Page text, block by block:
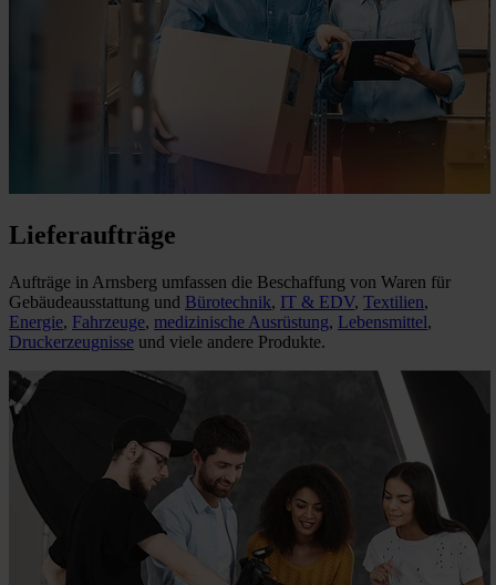
Lieferaufträge
Aufträge in Arnsberg umfassen die Beschaffung von Waren für
Gebäudeausstattung und Bürotechnik, IT & EDV, Textilien,
Energie, Fahrzeuge, medizinische Ausrüstung, Lebensmittel,
Druckerzeugnisse und viele andere Produkte.